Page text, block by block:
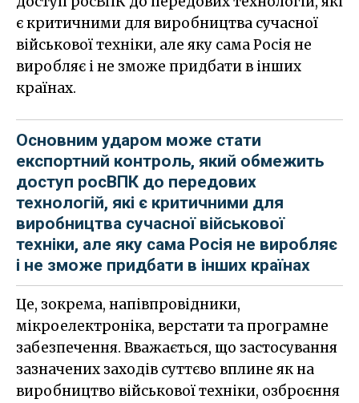
є критичними для виробництва сучасної
військової техніки, але яку сама Росія не
виробляє і не зможе придбати в інших
країнах.
Основним ударом може стати
експортний контроль, який обмежить
доступ росВПК до передових
технологій, які є критичними для
виробництва сучасної військової
техніки, але яку сама Росія не виробляє
і не зможе придбати в інших країнах
Це, зокрема, напівпровідники,
мікроелектроніка, верстати та програмне
забезпечення. Вважається, що застосування
зазначених заходів суттєво вплине як на
виробництво військової техніки, озброєння